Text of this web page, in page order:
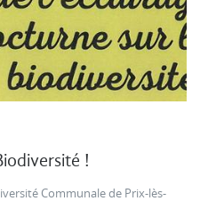
!
Communale de Prix-lès-